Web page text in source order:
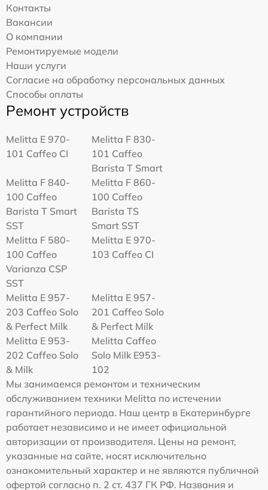
Контакты
Вакансии
О компании
Ремонтируемые модели
Наши услуги
Согласие на обработку персональных данных
Способы оплаты
Ремонт устройств
Melitta Е 970-
101 Caffeo CI
Melitta F 830-
101 Caffeo
Barista T Smart
Melitta F 840-
100 Caffeo
Barista T Smart
SST
Melitta F 860-
100 Caffeo
Barista TS
Smart SST
Melitta F 580-
100 Caffeo
Varianza CSP
SST
Melitta Е 970-
103 Caffeo CI
Melitta E 957-
203 Caffeo Solo
& Perfect Milk
Melitta E 957-
201 Caffeo Solo
& Perfect Milk
Melitta Е 953-
202 Caffeo Solo
& Milk
Melitta Caffeo
Solo Milk E953-
102
Мы занимаемся ремонтом и техническим
обслуживанием техники Melitta по истечении
гарантийного периода. Наш центр в Екатеринбурге
работает независимо и не имеет официальной
авторизации от производителя. Цены на ремонт,
указанные на сайте, носят исключительно
ознакомительный характер и не являются публичной
офертой согласно п. 2 ст. 437 ГК РФ. Названия и